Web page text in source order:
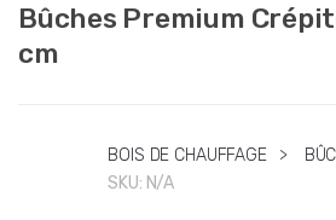
Bûches Premium
cm
BOIS DE CHAUFFAGE >
SKU: N/A